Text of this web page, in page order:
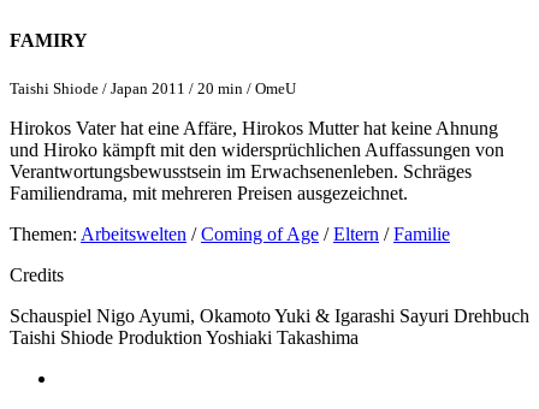
FAMIRY
Taishi Shiode / Japan 2011 / 20 min / OmeU
Hirokos Vater hat eine Affäre, Hirokos Mutter hat keine Ahnung
und Hiroko kämpft mit den widersprüchlichen Auffassungen von
Verantwortungsbewusstsein im Erwachsenenleben. Schräges
Familiendrama, mit mehreren Preisen ausgezeichnet.
Themen: Arbeitswelten /Coming of Age /Eltern /Familie
Credits
Schauspiel Nigo Ayumi, Okamoto Yuki & Igarashi Sayuri Drehbuch
Taishi Shiode Produktion Yoshiaki Takashima